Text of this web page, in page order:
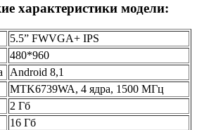
характеристики модели:
5.5” FWVGA+ IPS
480*960
Android 8,1
MTK6739WA, 4 ядра, 1500 MГц
2 Гб
16 Гб